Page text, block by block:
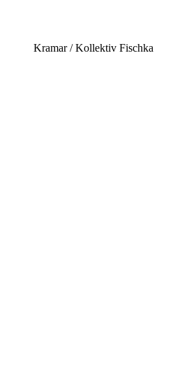
Kramar / Kollektiv Fischka